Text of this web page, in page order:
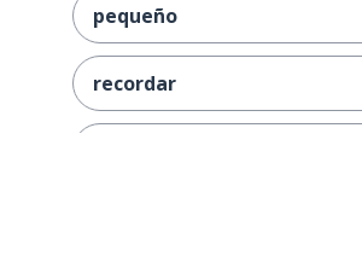
pequeño
recordar